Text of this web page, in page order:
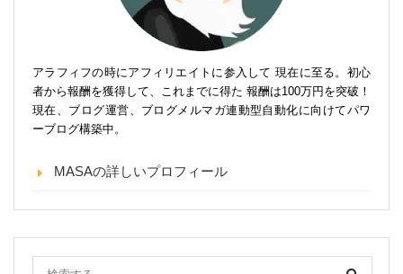
アラフィフの時にアフィリエイトに参入して 現在に至る。初心
者から報酬を獲得して、これまでに得た 報酬は100万円を突破！
現在、ブログ運営、ブログメルマガ連動型自動化に向けてパワ
ーブログ構築中。
MASAの詳しいプロフィール